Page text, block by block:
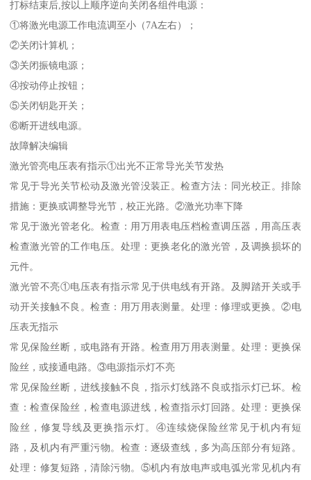
打标结束后,按以上顺序逆向关闭各组件电源：
①将激光电源工作电流调至小（7A左右）；
②关闭计算机；
③关闭振镜电源；
④按动停止按钮；
⑤关闭钥匙开关；
⑥断开进线电源。
故障解决编辑
激光管亮电压表有指示①出光不正常导光关节发热
常见于导光关节松动及激光管没装正。检查方法：同光校正。排除
措施：更换或调整导光节，校正光路。②激光功率下降
常见于激光管老化。检查：用万用表电压档检查调压器，用高压表
检查激光管的工作电压。处理：更换老化的激光管，及调换损坏的
元件。
激光管不亮①电压表有指示常见于供电线有开路。及脚踏开关或手
动开关接触不良。检查：用万用表测量。处理：修理或更换。②电
压表无指示
常见保险丝断，或电路有开路。检查用万用表测量。处理：更换保
险丝，或接通电路。③电源指示灯不亮
常见保险丝断，进线接触不良，指示灯线路不良或指示灯已坏。检
查：检查保险丝，检查电源进线，检查指示灯回路。处理：更换保
险丝，修复导线及更换指示灯。④连续烧保险丝常见于机内有短
路，及机内有严重污物。检查：逐级查线，多为高压部分有短路。
处理：修复短路，清除污物。⑤机内有放电声或电弧光常见机内有